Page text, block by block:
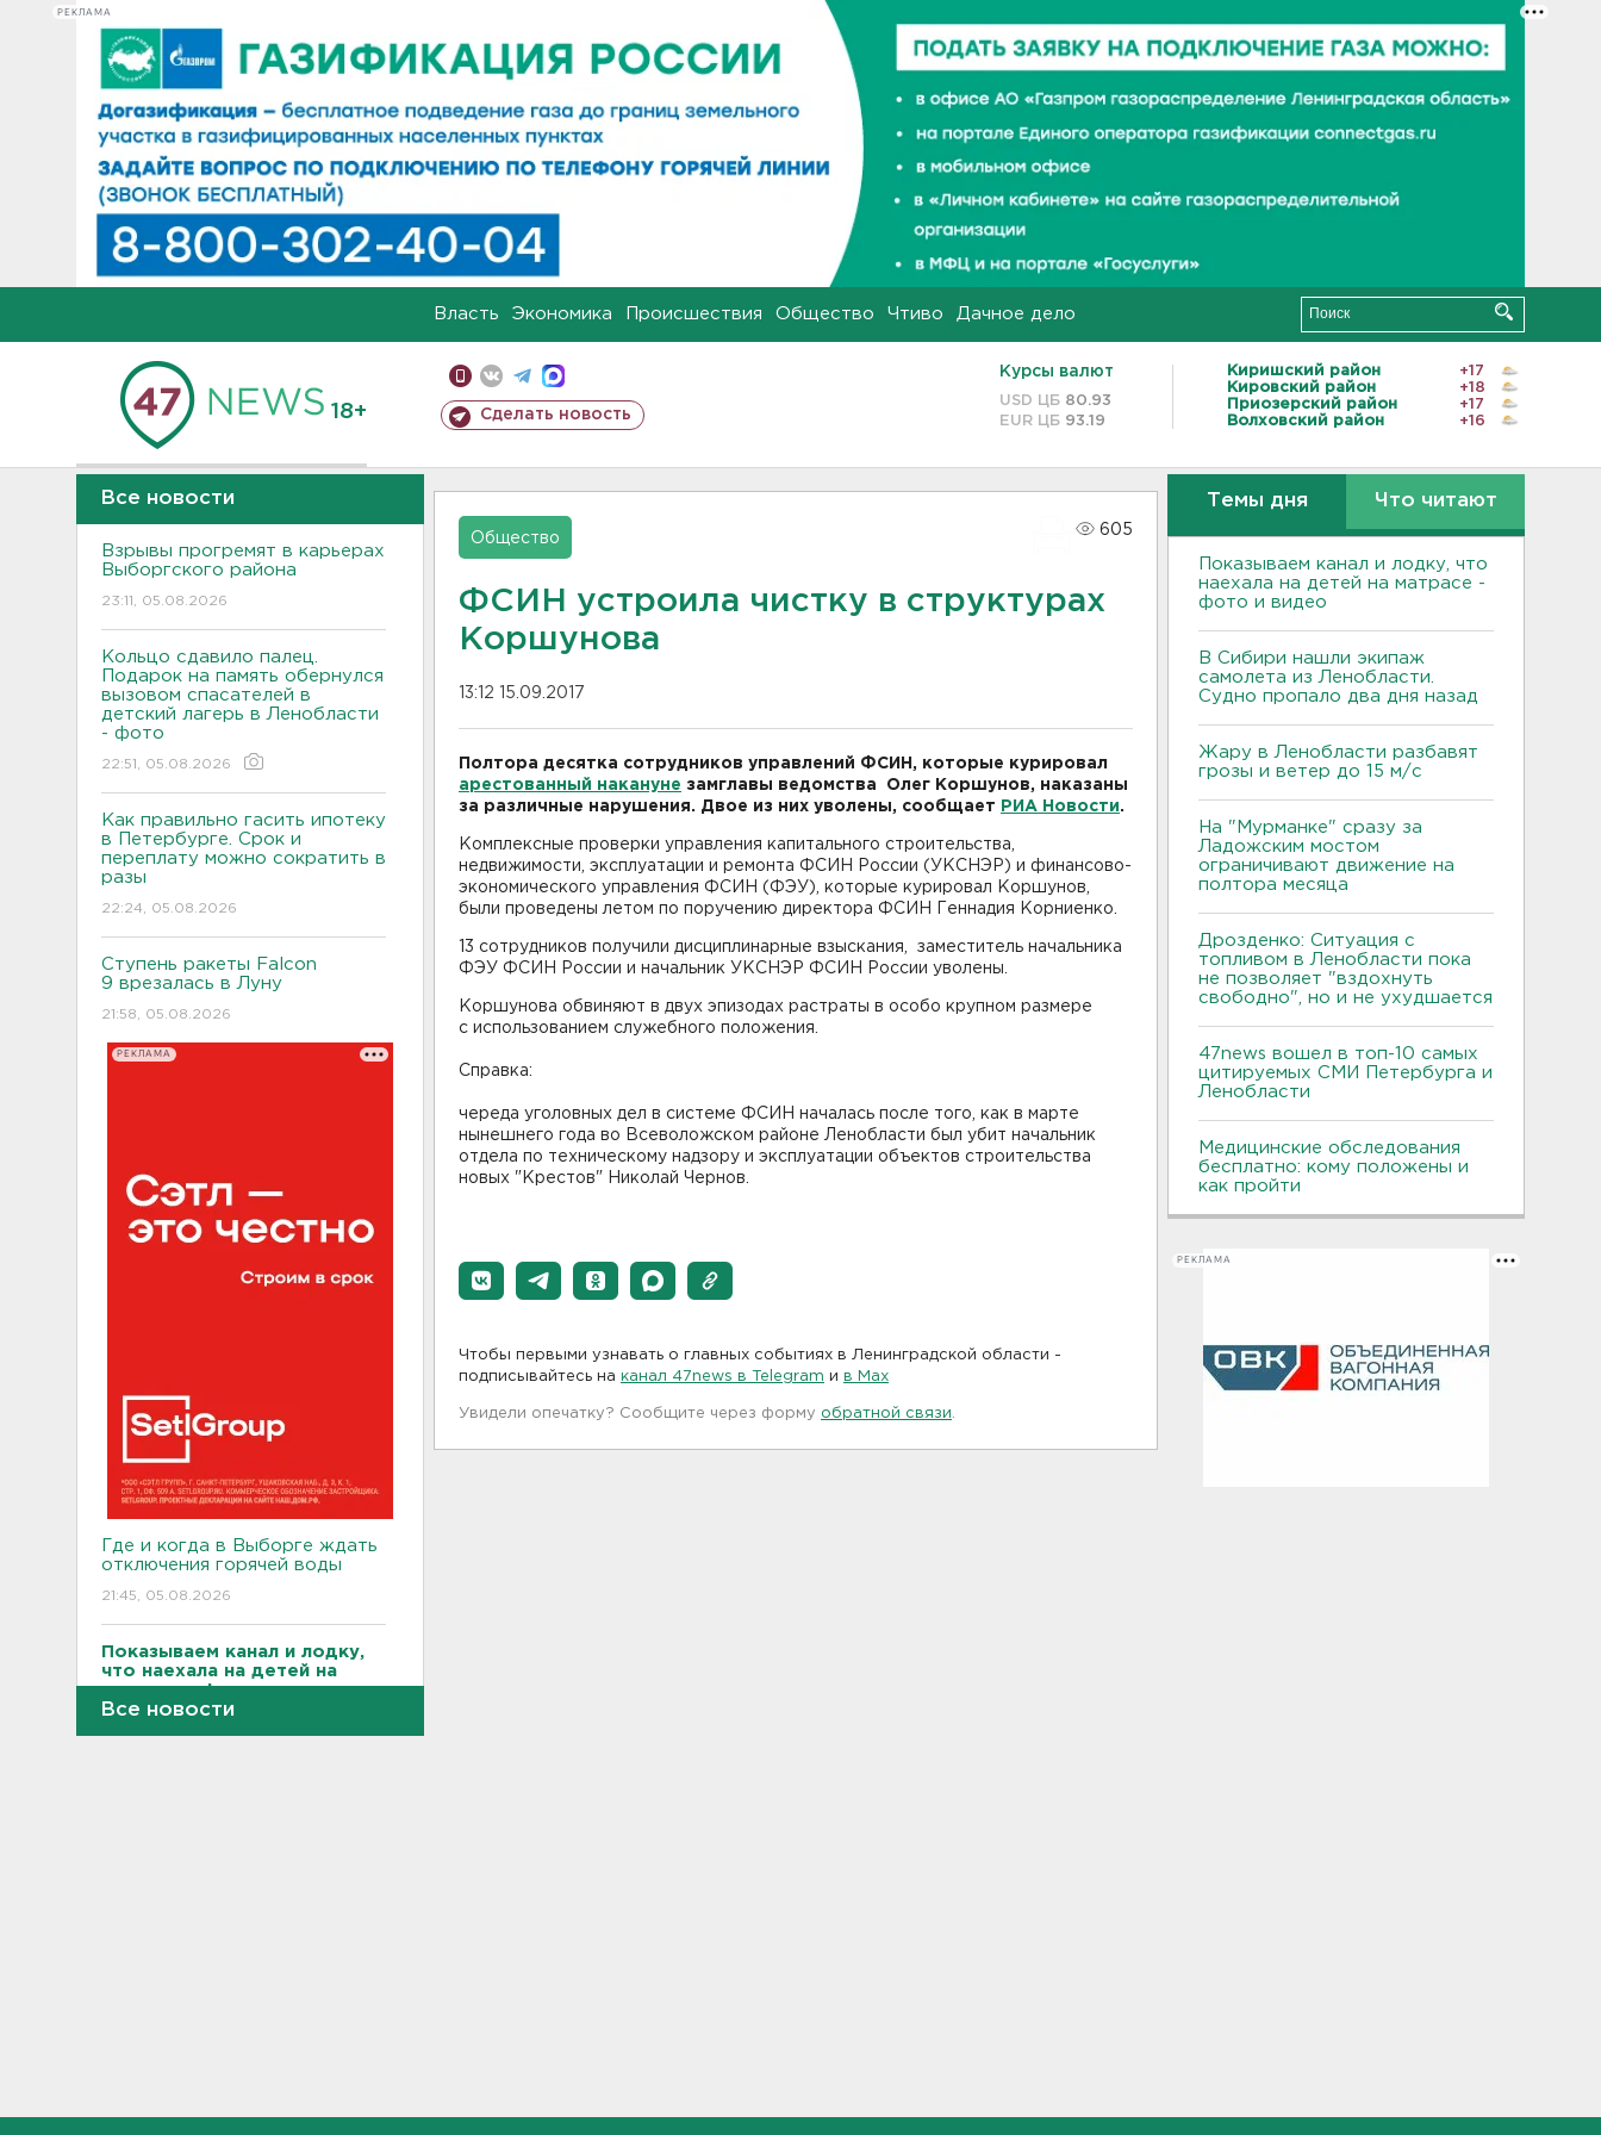
РЕКЛАМА
Власть Экономика Происшествия Общество Чтиво Дачное дело
18+ Сделать новость
Курсы валют
USD ЦБ 80.93
EUR ЦБ 93.19
Киришский район
+17
Кировский район
+18
Приозерский район
+17
Волховский район
+16
Все новости
Взрывы прогремят в карьерах
Выборгского района
23:11, 05.08.2026
Кольцо сдавило палец.
Подарок на память обернулся
вызовом спасателей в
детский лагерь в Ленобласти
- фото
22:51, 05.08.2026
Как правильно гасить ипотеку
в Петербурге. Срок и
переплату можно сократить в
разы
22:24, 05.08.2026
Ступень ракеты Falcon
9 врезалась в Луну
21:58, 05.08.2026
РЕКЛАМА
Где и когда в Выборге ждать
отключения горячей воды
21:45, 05.08.2026
Показываем канал и лодку,
что наехала на детей на
матрасе - фото и видео
20:13, 05.08.2026
Все новости
Общество
605
ФСИН устроила чистку в структурах
Коршунова
13:12 15.09.2017
Полтора десятка сотрудников управлений ФСИН, которые курировал
арестованный накануне замглавы ведомства Олег Коршунов, наказаны
за различные нарушения. Двое из них уволены, сообщает
РИА Новости.
Комплексные проверки управления капитального строительства,
недвижимости, эксплуатации и ремонта ФСИН России (УКСНЭР) и финансово-
экономического управления ФСИН (ФЭУ), которые курировал Коршунов,
были проведены летом по поручению директора ФСИН Геннадия Корниенко.
13 сотрудников получили дисциплинарные взыскания, заместитель начальника
ФЭУ ФСИН России и начальник УКСНЭР ФСИН России уволены.
Коршунова обвиняют в двух эпизодах растраты в особо крупном размере
с использованием служебного положения.
Справка:
череда уголовных дел в системе ФСИН началась после того, как в марте
нынешнего года во Всеволожском районе Ленобласти был убит начальник
отдела по техническому надзору и эксплуатации объектов строительства
новых "Крестов" Николай Чернов.
Чтобы первыми узнавать о главных событиях в Ленинградской области -
подписывайтесь на канал 47news в Telegram и в Maх
Увидели опечатку? Сообщите через форму обратной связи
Темы дня Что читают
Показываем канал и лодку, что
наехала на детей на матрасе -
фото и видео
В Сибири нашли экипаж
самолета из Ленобласти.
Судно пропало два дня назад
Жару в Ленобласти разбавят
грозы и ветер до 15 м/с
На "Мурманке" сразу за
Ладожским мостом
ограничивают движение на
полтора месяца
Дрозденко: Ситуация с
топливом в Ленобласти пока
не позволяет "вздохнуть
свободно", но и не ухудшается
47news вошел в топ-10 самых
цитируемых СМИ Петербурга и
Ленобласти
Медицинские обследования
бесплатно: кому положены и
как пройти
РЕКЛАМА